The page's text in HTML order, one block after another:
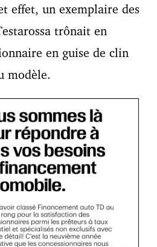
effet, un exemplaire des
trônait en
en guise de clin
modèle.